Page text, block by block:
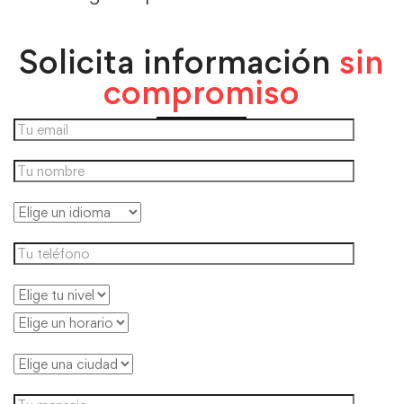
Solicita información sin
compromiso